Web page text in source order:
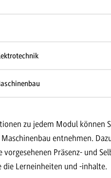
zu jedem Modul können
entnehmen.
vorgesehenen Präsenz- und
die Lerneinheiten und -inhalte.